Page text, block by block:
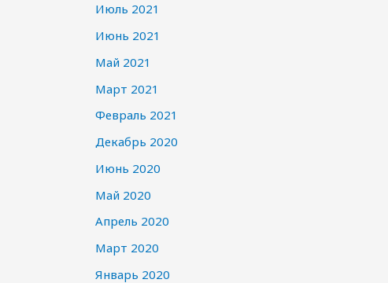
Июль 2021
Июнь 2021
Май 2021
Март 2021
Февраль 2021
Декабрь 2020
Июнь 2020
Май 2020
Апрель 2020
Март 2020
Январь 2020